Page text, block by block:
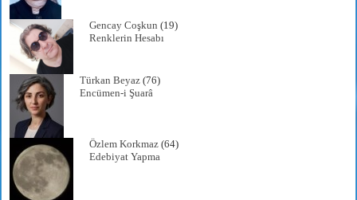
Gencay Coşkun (19)
Renklerin Hesabı
Türkan Beyaz (76)
Encümen-i Şuarâ
Özlem Korkmaz (64)
Edebiyat Yapma